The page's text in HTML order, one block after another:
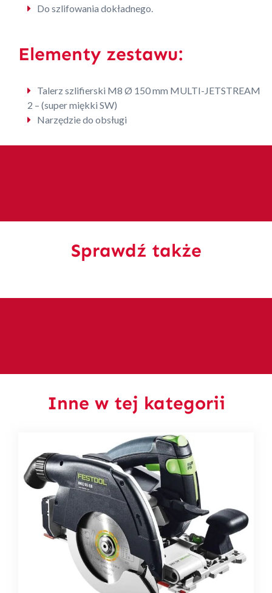
Do szlifowania dokładnego.
Elementy zestawu:
Talerz szlifierski M8 Ø 150 mm MULTI-JETSTREAM
2 – (super miękki SW)
Narzędzie do obsługi
Sprawdź także
Inne w tej kategorii